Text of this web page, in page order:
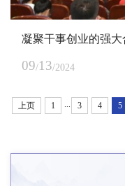
凝聚干事创业的强
09/13/2024
上页 1 ... 3 4 5